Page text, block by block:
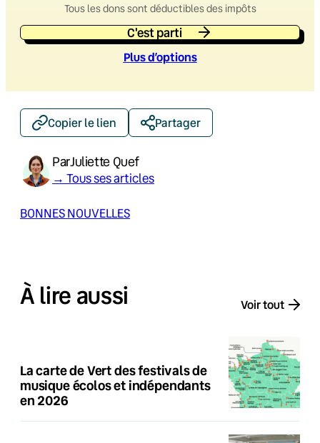
Tous les dons sont déductibles des impôts
C'est parti
Plus d’options
Copier le lien Partager
ParJuliette Quef
→ Tous ses articles
BONNES NOUVELLES
À lire aussi Voir tout
La carte de Vert des festivals de
musique écolos et indépendants
en 2026